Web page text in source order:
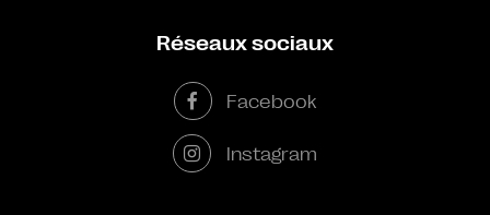
Réseaux sociaux
Facebook
Instagram